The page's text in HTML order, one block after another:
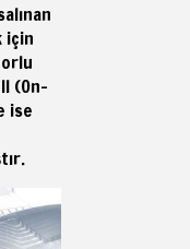
için
(On-
ise